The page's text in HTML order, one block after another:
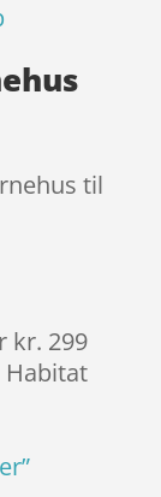
til
kr. 299
Habitat